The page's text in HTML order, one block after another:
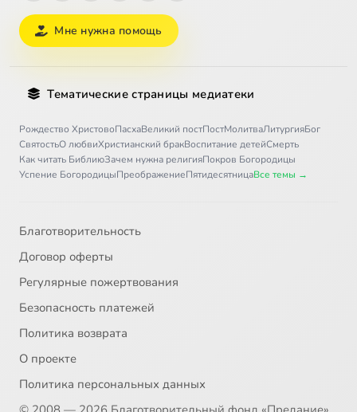
Мне нужна помощь
Тематические страницы медиатеки
Рождество ХристовоПасхаВеликий постПостМолитваЛитургияБог
СвятостьО любвиХристианский бракВоспитание детейСмерть
Как читать БиблиюЗачем нужна религияПокров Богородицы
Успение БогородицыПреображениеПятидесятницаВсе темы →
Благотворительность
Договор оферты
Регулярные пожертвования
Безопасность платежей
Политика возврата
О проекте
Политика персональных данных